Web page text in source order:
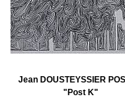
Jean DOUSTEYSSIER
"Post K"